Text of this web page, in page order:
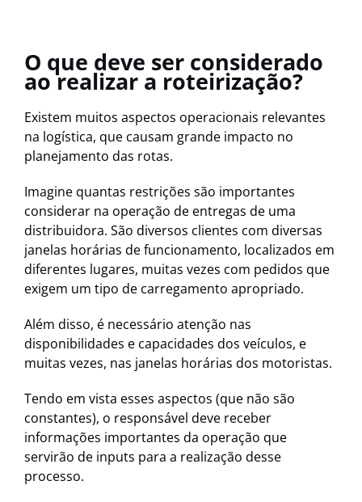
O que deve ser considerado
ao realizar a roteirização?
Existem muitos aspectos operacionais relevantes
na logística, que causam grande impacto no
planejamento das rotas.
Imagine quantas restrições são importantes
considerar na operação de entregas de uma
distribuidora. São diversos clientes com diversas
janelas horárias de funcionamento, localizados em
diferentes lugares, muitas vezes com pedidos que
exigem um tipo de carregamento apropriado.
Além disso, é necessário atenção nas
disponibilidades e capacidades dos veículos, e
muitas vezes, nas janelas horárias dos motoristas.
Tendo em vista esses aspectos (que não são
constantes), o responsável deve receber
informações importantes da operação que
servirão de inputs para a realização desse
processo.